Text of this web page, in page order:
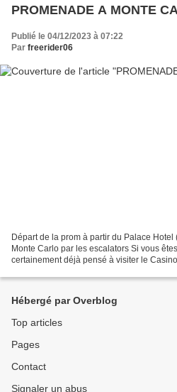
PROMENADE A MONTE
Publié le 04/12/2023 à 07:22
Par freerider06
Départ de la prom à partir du Palace
Monte Carlo par les escalators Si vous
certainement déjà pensé à visiter le
Hébergé par Overblog
Top articles
Pages
Contact
Signaler un abus